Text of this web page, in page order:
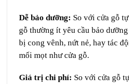
Dễ bảo dưỡng: So với cửa gỗ
gỗ thường ít yêu cầu bảo
bị cong vênh, nứt nẻ, hay tác
mối mọt như cửa gỗ.
Giá trị chi phí: So với cửa gỗ